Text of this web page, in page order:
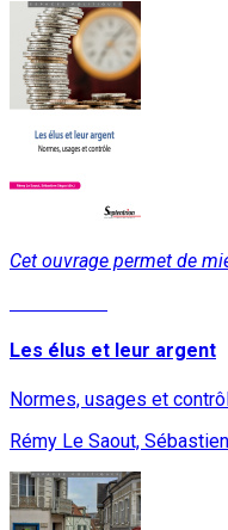
Cet ouvrage permet de
Les élus et leur argent
Normes, usages et
Rémy Le Saout,